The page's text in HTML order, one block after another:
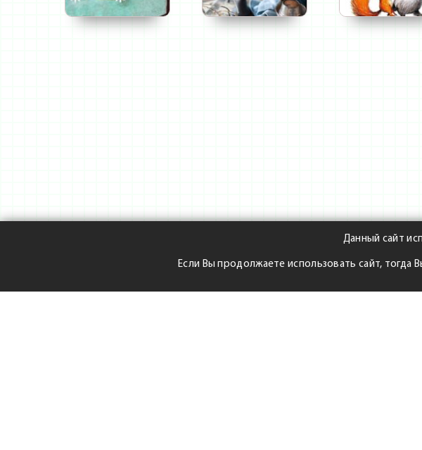
Данный сайт
Если Вы продолжаете использовать сайт, тогда